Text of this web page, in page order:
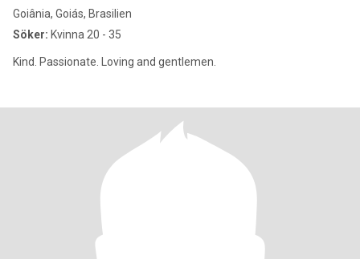
Goiânia, Goiás, Brasilien
Söker: Kvinna 20 - 35
Kind. Passionate. Loving and gentlemen.